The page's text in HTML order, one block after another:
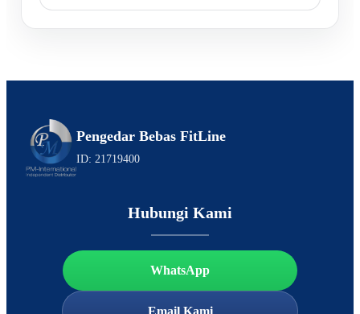
Pengedar Bebas FitLine
ID: 21719400
Hubungi Kami
WhatsApp
Email Kami